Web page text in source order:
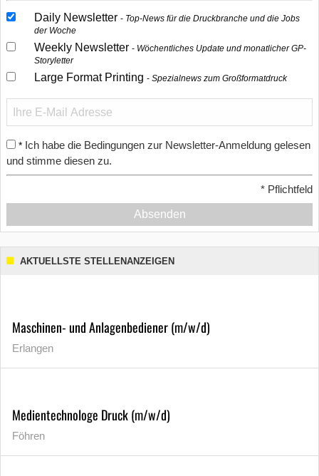
Daily Newsletter
Top-News für die Druckbranche und die Jobs
der Woche
Weekly Newsletter
Wöchentliches Update und monatlicher GP-
Storyletter
Large Format Printing Spezialnews zum Großformatdruck
* Ich habe die Bedingungen zur Newsletter-Anmeldung gelesen
und stimme diesen zu.
* Pflichtfeld
Absenden
AKTUELLSTE STELLENANZEIGEN
Maschinen- und Anlagenbediener (m/w/d)
Erlangen
Medientechnologe Druck (m/w/d)
Föhren